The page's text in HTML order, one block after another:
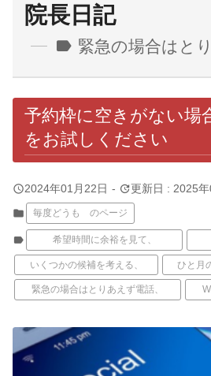
院長日記
label 緊急の場合はと
予約枠に空きがない場
をお試しください
query_builder2024年01月22日 - update更新日 : 2025
folder 毎度どうも のページ
label 希望時間に余裕を見て、
いくつかの候補を考える、 ひと月
緊急の場合はとりあえず電話、